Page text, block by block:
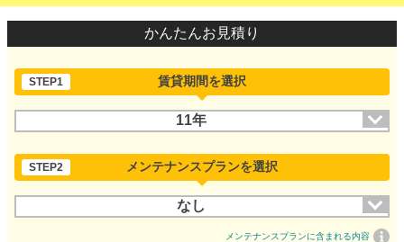
かんたんお見積り
STEP1 賃貸期間を選択
11年
STEP2 メンテナンスプランを選択
なし
メンテナンスプランに含まれる内容